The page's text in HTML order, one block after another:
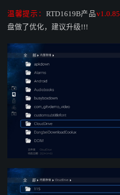
温馨提示： RTD1619B产品v1.0.85
盘做了优化，建议升级!!!